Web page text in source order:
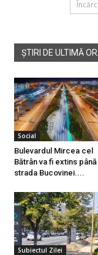
ȘTIRI DE ULTIMĂ
Social
Bulevardul Mircea cel
Bătrân va fi extins până
strada Bucovinei....
Subiectul Zilei